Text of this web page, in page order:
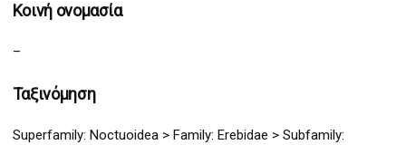
Κοινή ονομασία
–
Ταξινόμηση
Superfamily: Noctuoidea > Family: Erebidae > Subfamily: